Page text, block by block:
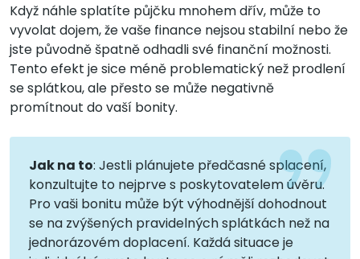
Když náhle splatíte půjčku mnohem dřív, může to
vyvolat dojem, že vaše finance nejsou stabilní nebo že
jste původně špatně odhadli své finanční možnosti.
Tento efekt je sice méně problematický než prodlení
se splátkou, ale přesto se může negativně
promítnout do vaší bonity.
Jak na to: Jestli plánujete předčasné splacení,
konzultujte to nejprve s poskytovatelem úvěru.
Pro vaši bonitu může být výhodnější dohodnout
se na zvýšených pravidelných splátkách než na
jednorázovém doplacení. Každá situace je